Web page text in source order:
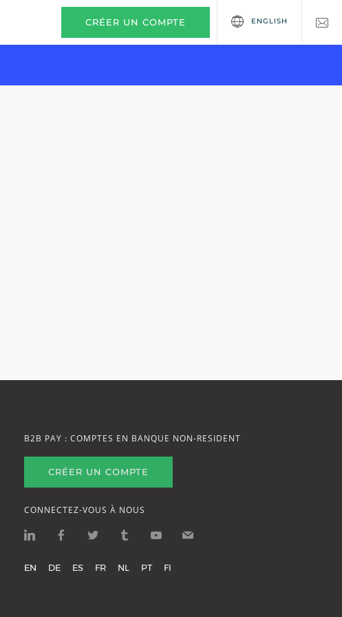
CRÉER UN COMPTE ENGLISH
B2B PAY : COMPTES EN BANQUE NON-RESIDENT
CRÉER UN COMPTE
CONNECTEZ-VOUS À NOUS
EN DE ES FR NL PT FI